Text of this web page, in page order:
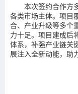
本次签约合作方
各类市场主体。项目
合、产业升级等多个
力十足。项目建成后
体系，补强产业链关
展注入全新动能，助